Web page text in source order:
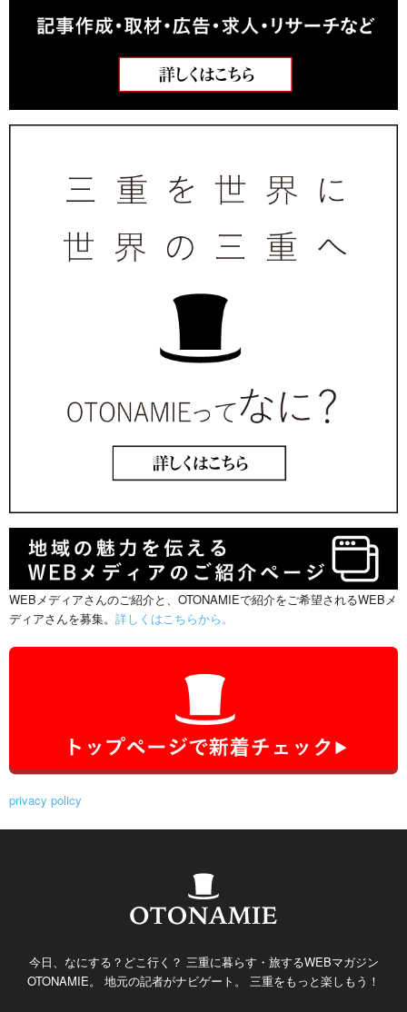
WEBメディアさんのご紹介と、OTONAMIEで紹介をご希望されるWEBメ
ディアさんを募集。 詳しくはこちらから。
privacy policy
今日、なにする？どこ行く？ 三重に暮らす・旅するWEBマガジン
OTONAMIE。 地元の記者がナビゲート。 三重をもっと楽しもう！